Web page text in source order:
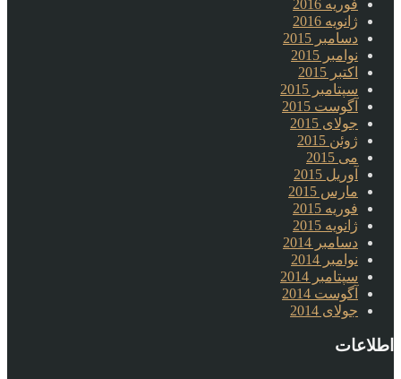
فوریه 2016
ژانویه 2016
دسامبر 2015
نوامبر 2015
اکتبر 2015
سپتامبر 2015
آگوست 2015
جولای 2015
ژوئن 2015
می 2015
آوریل 2015
مارس 2015
فوریه 2015
ژانویه 2015
دسامبر 2014
نوامبر 2014
سپتامبر 2014
آگوست 2014
جولای 2014
اطلاعات